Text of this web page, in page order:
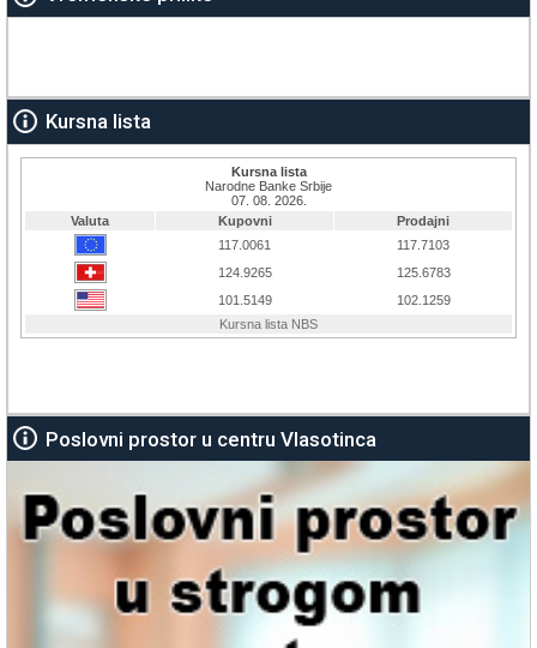
Kursna lista
Poslovni prostor u centru Vlasotinca